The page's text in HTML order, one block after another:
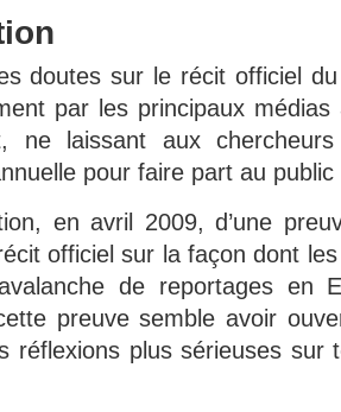
doutes sur le récit officiel
par les principaux
ne laissant aux chercheurs
pour faire part au
en avril 2009, d’une
officiel sur la façon dont
de reportages en
preuve semble avoir
réflexions plus sérieuses sur